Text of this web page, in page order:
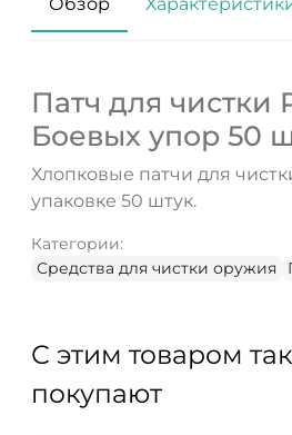
Обзор
Патч для чистки
Боевых упор 50
Хлопковые патчи для
упаковке 50 штук.
Категории:
Средства для чистки оружия
С этим товаром
покупают
НЕТ